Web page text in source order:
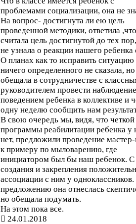
проблемами социализации, она не
На вопрос- достигнута ли ею цель
проведенной методики, ответила ,что
считала цель достигнутой до тех
не узнала о реакции нашего ребенка
О планах как то исправить ситуацию
ничего определенного не сказала, но
обещала в сотрудничестве с
руководителем провести
поведением ребенка в коллективе и
одну неделю сообщить нам
В свою очередь мы, видя, что четкой
программы реабилитации ребенка у
нет, предложили проведение мастер-
к примеру по мыловарению, где
инициатором был бы наш ребенок.
создания и закрепления
ассоциации с ним у
предложению она отнеслась
но обещала подумать.
На этом пока все.
24.01.2018